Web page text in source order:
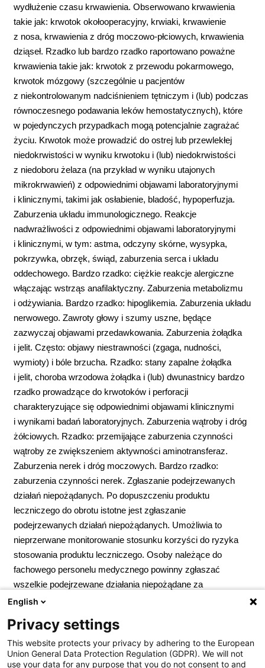
wydłużenie czasu krwawienia. Obserwowano krwawienia
takie jak: krwotok okołooperacyjny, krwiaki, krwawienie
z nosa, krwawienia z dróg moczowo-płciowych, krwawienia
dziąseł. Rzadko lub bardzo rzadko raportowano poważne
krwawienia takie jak: krwotok z przewodu pokarmowego,
krwotok mózgowy (szczególnie u pacjentów
z niekontrolowanym nadciśnieniem tętniczym i (lub) podczas
równoczesnego podawania leków hemostatycznych), które
w pojedynczych przypadkach mogą potencjalnie zagrażać
życiu. Krwotok może prowadzić do ostrej lub przewlekłej
niedokrwistości w wyniku krwotoku i (lub) niedokrwistości
z niedoboru żelaza (na przykład w wyniku utajonych
mikrokrwawień) z odpowiednimi objawami laboratoryjnymi
i klinicznymi, takimi jak osłabienie, bladość, hypoperfuzja.
Zaburzenia układu immunologicznego. Reakcje
nadwrażliwości z odpowiednimi objawami laboratoryjnymi
i klinicznymi, w tym: astma, odczyny skórne, wysypka,
pokrzywka, obrzęk, świąd, zaburzenia serca i układu
oddechowego. Bardzo rzadko: ciężkie reakcje alergiczne
włączając wstrząs anafilaktyczny. Zaburzenia metabolizmu
i odżywiania. Bardzo rzadko: hipoglikemia. Zaburzenia układu
nerwowego. Zawroty głowy i szumy uszne, będące
zazwyczaj objawami przedawkowania. Zaburzenia żołądka
i jelit. Często: objawy niestrawności (zgaga, nudności,
wymioty) i bóle brzucha. Rzadko: stany zapalne żołądka
i jelit, choroba wrzodowa żołądka i (lub) dwunastnicy bardzo
rzadko prowadzące do krwotoków i perforacji
charakteryzujące się odpowiednimi objawami klinicznymi
i wynikami badań laboratoryjnych. Zaburzenia wątroby i dróg
żółciowych. Rzadko: przemijające zaburzenia czynności
wątroby ze zwiększeniem aktywności aminotransferaz.
Zaburzenia nerek i dróg moczowych. Bardzo rzadko:
zaburzenia czynności nerek. Zgłaszanie podejrzewanych
działań niepożądanych. Po dopuszczeniu produktu
leczniczego do obrotu istotne jest zgłaszanie
podejrzewanych działań niepożądanych. Umożliwia to
nieprzerwane monitorowanie stosunku korzyści do ryzyka
stosowania produktu leczniczego. Osoby należące do
fachowego personelu medycznego powinny zgłaszać
wszelkie podejrzewane działania niepożądane za
pośrednictwem Departamentu Monitorowania
Rejestracji Produktów Leczniczych, Wyrobów Medycznych
i Produktów Biobójczych; Al. Jerozolimskie 181C; 02-222
Warszawa; Tel.:+ 48 22 49 21 301; Faks:+ 48 22 49 21 309
English
Privacy settings
This website protects your privacy by adhering to the European
Union General Data Protection Regulation (GDPR). We will not
use your data for any purpose that you do not consent to and